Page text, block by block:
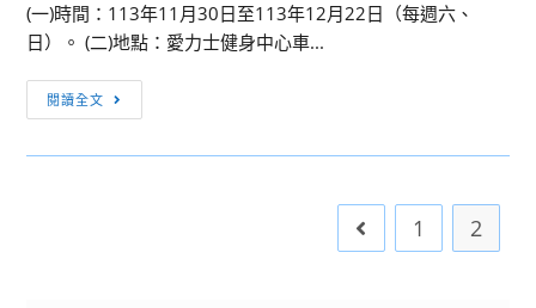
(一)時間：113年11月30日至113年12月22日（每週六、
日）。 (二)地點：愛力士健身中心車...
閱讀全文
動
訊
Go to the
1 2